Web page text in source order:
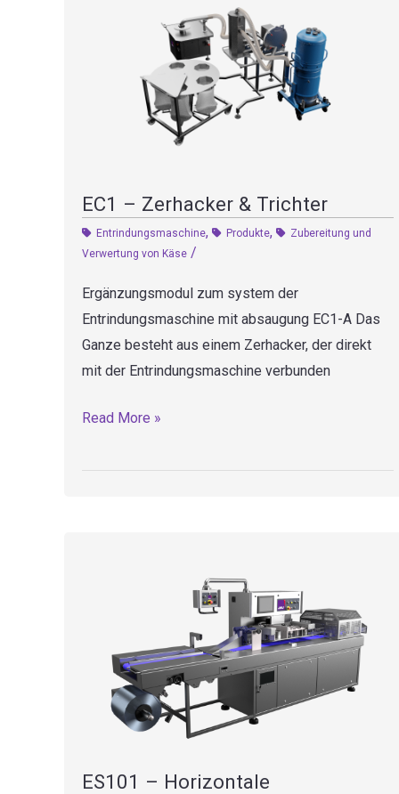
EC1 – Zerhacker & Trichter
Entrindungsmaschine, Produkte,
Zubereitung und
Verwertung von Käse /
Ergänzungsmodul zum system der
Entrindungsmaschine mit absaugung EC1-A Das
Ganze besteht aus einem Zerhacker, der direkt
mit der Entrindungsmaschine verbunden
EC1
Zerhacker
Read More »
ES101 – Horizontale